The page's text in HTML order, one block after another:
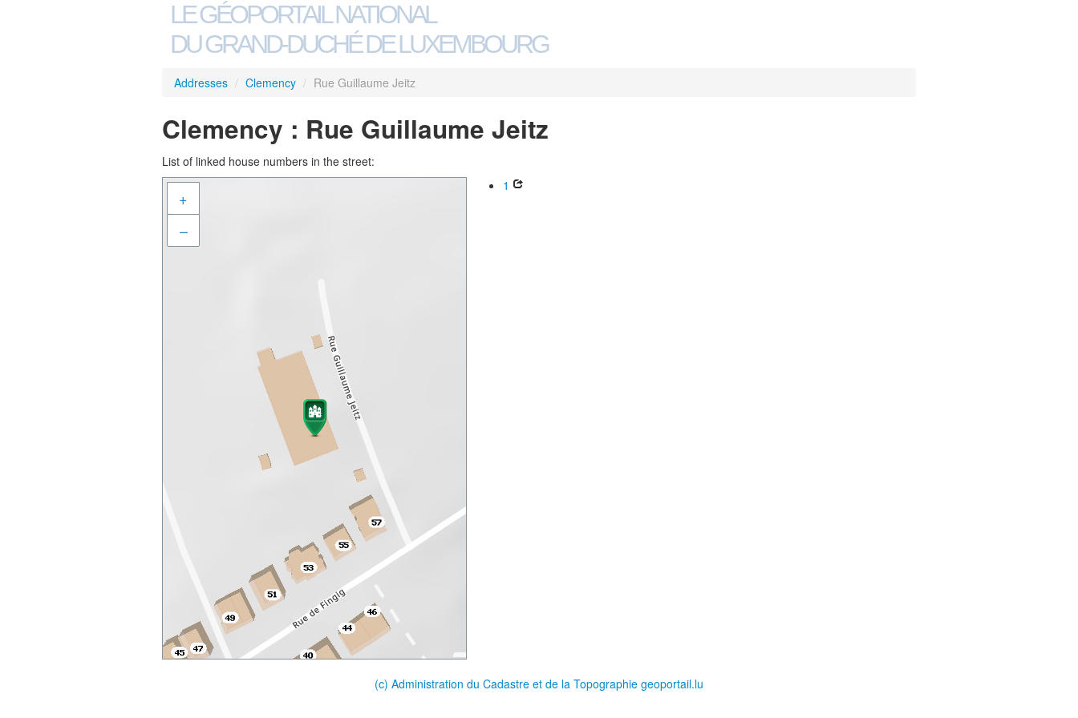
LE GÉOPORTAIL NATIONAL
DU GRAND-DUCHÉ DE LUXEMBOURG
Addresses / Clemency / Rue Guillaume Jeitz
Clemency : Rue Guillaume Jeitz
List of linked house numbers in the street:
+
–
1
(c) Administration du Cadastre et de la Topographie geoportail.lu